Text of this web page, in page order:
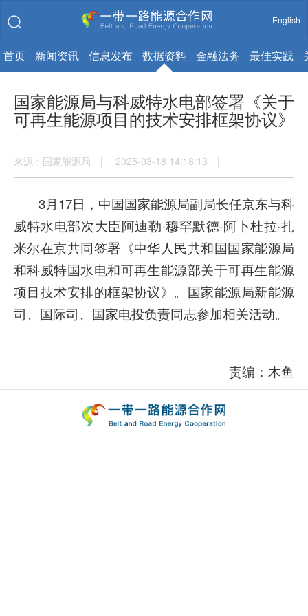
English
首页 新闻资讯 信息发布 数据资料 金融法务 最佳实践
国家能源局与科威特水电部签署《关于
可再生能源项目的技术安排框架协议》
来源：国家能源局 | 2025-03-18 14:18:13 |
3月17日，中国国家能源局副局长任京东与科
威特水电部次大臣阿迪勒·穆罕默德·阿卜杜拉·扎
米尔在京共同签署《中华人民共和国国家能源局
和科威特国水电和可再生能源部关于可再生能源
项目技术安排的框架协议》。国家能源局新能源
司、国际司、国家电投负责同志参加相关活动。
责编：木鱼